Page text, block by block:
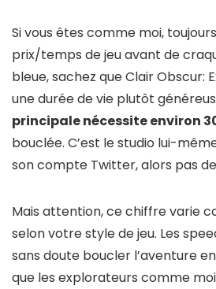
Si vous êtes comme moi,
prix/temps de jeu avant de
bleue, sachez que Clair Obscur:
une durée de vie plutôt
principale nécessite environ
bouclée. C’est le studio lui-
son compte Twitter, alors pas
Mais attention, ce chiffre varie
selon votre style de jeu. Les
sans doute boucler l’aventure
que les explorateurs comme